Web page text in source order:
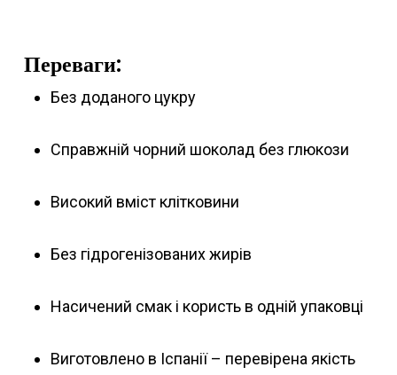
Переваги:
Без доданого цукру
Справжній чорний шоколад без глюкози
Високий вміст клітковини
Без гідрогенізованих жирів
Насичений смак і користь в одній упаковці
Виготовлено в Іспанії – перевірена якість